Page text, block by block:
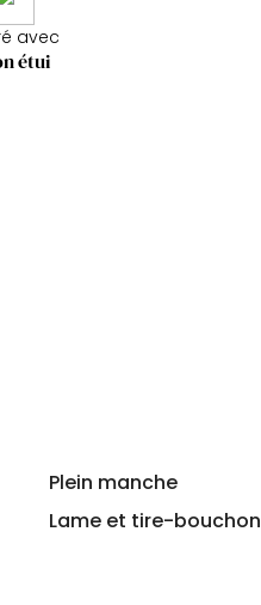
avec
étui
Plein manche
Lame et tire-bouchon